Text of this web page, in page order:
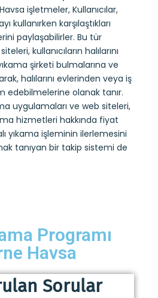
işletmeler, Kullanıcılar,
kullanırken karşılaştıkları
paylaşabilirler. Bu tür
kullanıcıların halılarını
şirketi bulmalarına ve
halılarını evlerinden veya iş
edebilmelerine olanak tanır.
uygulamaları ve web siteleri,
hizmetleri hakkında fiyat
yıkama işleminin ilerlemesini
tanıyan bir takip sistemi de
Programı
Havsa
Sorular